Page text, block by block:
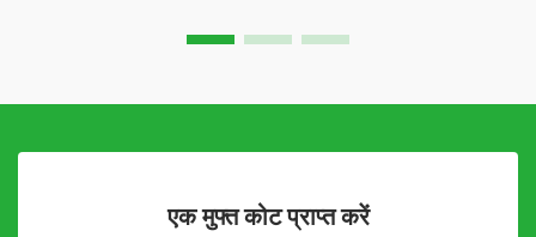
एक मुफ्त कोट प्राप्त करें